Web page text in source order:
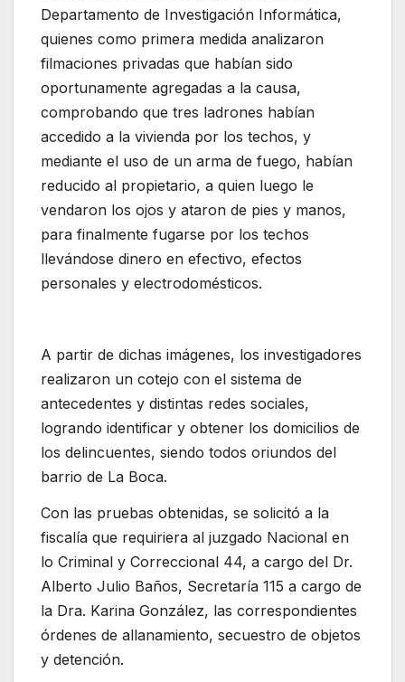
Departamento de Investigación Informática,
quienes como primera medida analizaron
filmaciones privadas que habían sido
oportunamente agregadas a la causa,
comprobando que tres ladrones habían
accedido a la vivienda por los techos, y
mediante el uso de un arma de fuego, habían
reducido al propietario, a quien luego le
vendaron los ojos y ataron de pies y manos,
para finalmente fugarse por los techos
llevándose dinero en efectivo, efectos
personales y electrodomésticos.
A partir de dichas imágenes, los investigadores
realizaron un cotejo con el sistema de
antecedentes y distintas redes sociales,
logrando identificar y obtener los domicilios de
los delincuentes, siendo todos oriundos del
barrio de La Boca.
Con las pruebas obtenidas, se solicitó a la
fiscalía que requiriera al juzgado Nacional en
lo Criminal y Correccional 44, a cargo del Dr.
Alberto Julio Baños, Secretaría 115 a cargo de
la Dra. Karina González, las correspondientes
órdenes de allanamiento, secuestro de objetos
y detención.